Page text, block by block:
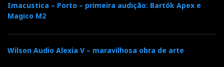
Imacustica – Porto – primeira audição: Bartók Apex e
Magico M2
Wilson Audio Alexia V – maravilhosa obra de arte